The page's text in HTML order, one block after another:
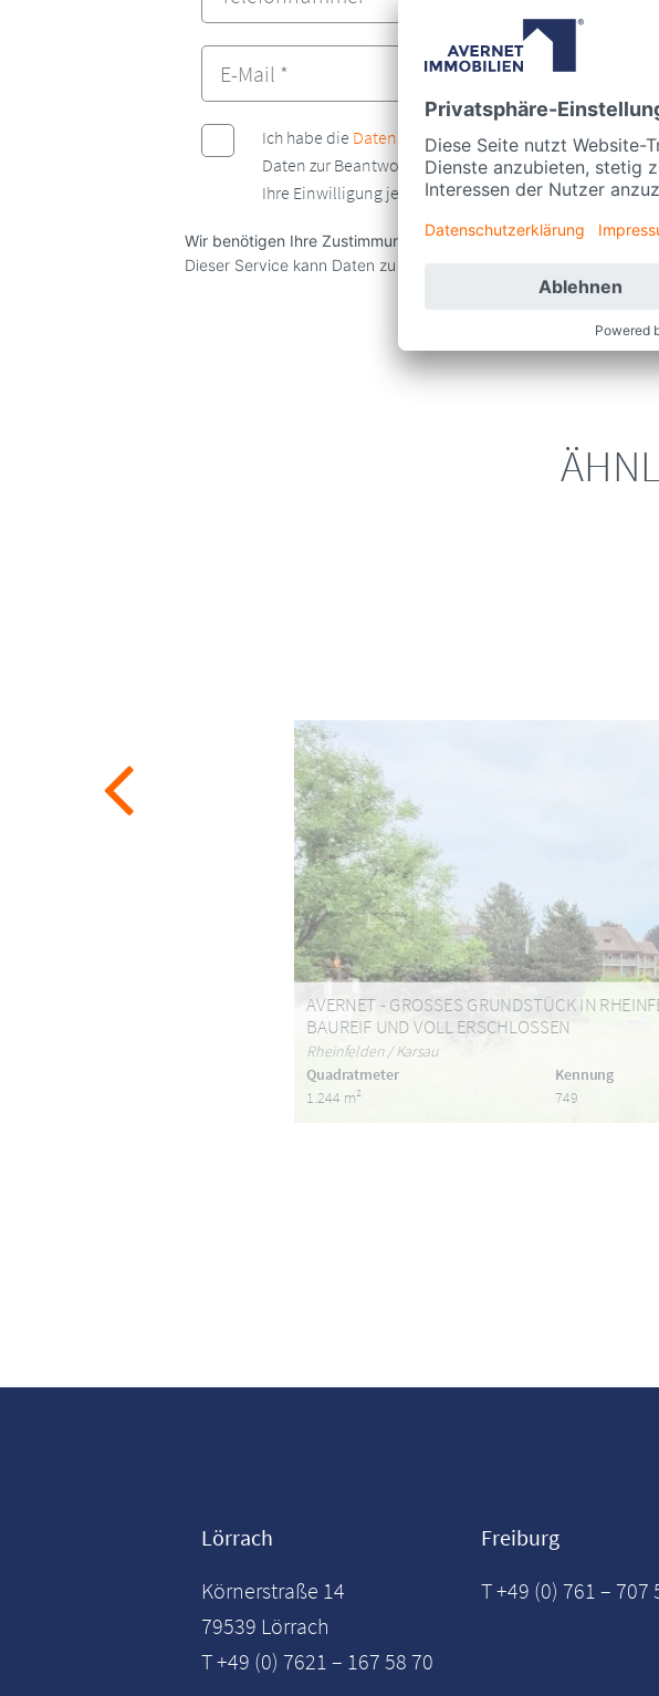
Ich habe die Datenschutzerklärungzur Kenntnis
Daten zur Beantwortung meiner Anfrage elektronisch
Ihre Einwilligung jederzeit für die Zukunft per E-Mail
Wir benötigen Ihre Zustimmung, um den reCAPTCHA-Service zu
Dieser Service kann Daten zu Ihren Aktivitäten sammeln. Bitte
AVERNET - GROSSES GRUNDSTÜCK IN
BAUREIF UND VOLL ERSCHLOSSEN
Rheinfelden / Karsau
Quadratmeter
1.244 m²
Kennung
749
Lörrach
Körnerstraße 14
79539 Lörrach
T +49 (0) 7621 – 167 58 70
Freiburg
T +49 (0) 761 – 707